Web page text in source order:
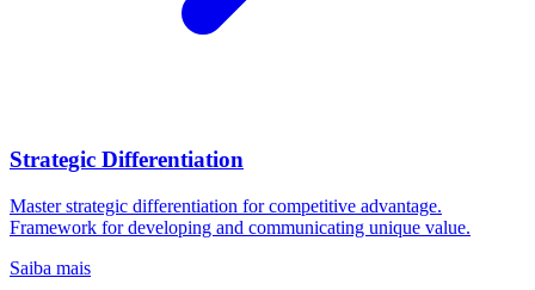
Strategic Differentiation
Master strategic differentiation for competitive advantage.
Framework for developing and communicating unique value.
Saiba mais